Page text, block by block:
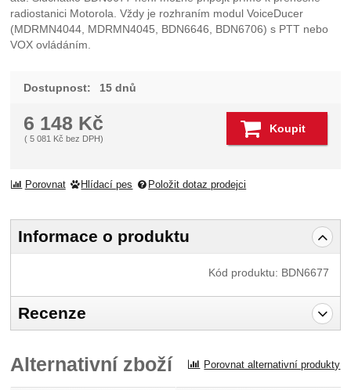
radiostanici Motorola. Vždy je rozhraním modul VoiceDucer
(MDRMN4044, MDRMN4045, BDN6646, BDN6706) s PTT nebo
VOX ovládáním.
Dostupnost: 15 dnů
6 148 Kč
(5 081 Kč bez DPH)
Koupit
Porovnat Hlídací pes Položit dotaz prodejci
Informace o produktu
Kód produktu: BDN6677
Recenze
Recenze
Alternativní zboží Porovnat alternativní produkty